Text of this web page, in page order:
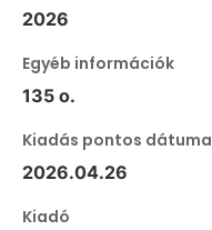
2026
Egyéb információk
135 o.
Kiadás pontos dátuma
2026.04.26
Kiadó